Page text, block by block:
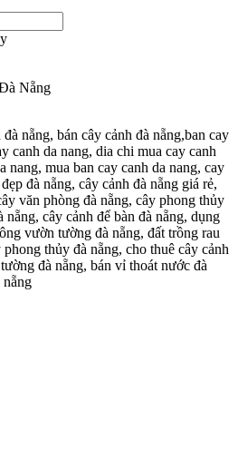
Nẵng
nẵng, bán cây cảnh đà nẵng,ban cay
canh da nang, dia chi mua cay canh
nang, mua ban cay canh da nang, cay
đà nẵng, cây cảnh đà nẵng giá rẻ,
văn phòng đà nẵng, cây phong thủy
nẵng, cây cảnh để bàn đà nẵng, dụng
vườn tường đà nẵng, đất trồng rau
thủy đà nẵng, cho thuê cây cảnh
đà nẵng, bán vỉ thoát nước đà
nẵng